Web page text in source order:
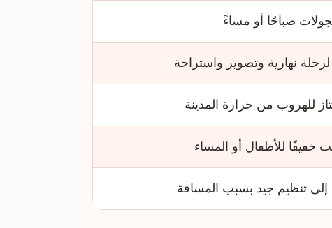
صباحًا أو مساءً
نهارية وتصوير واستراحة
للهروب من حرارة المدينة
خفيفًا للأطفال أو المساء
إلى تنظيم جيد بسبب المسافة